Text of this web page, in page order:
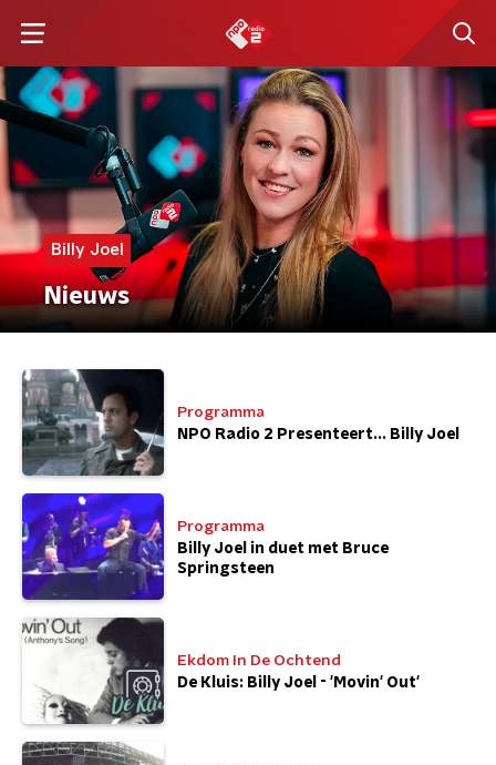
Billy Joel
Nieuws
Programma
NPO Radio 2 Presenteert... Billy Joel
Programma
Billy Joel in duet met Bruce
Springsteen
Ekdom In De Ochtend
De Kluis: Billy Joel - 'Movin' Out'